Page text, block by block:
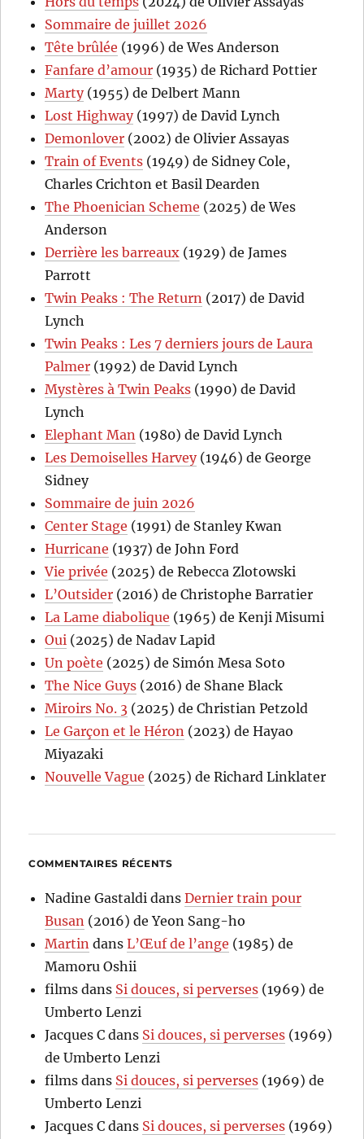
Sommaire de juillet 2026
Tête brûlée (1996) de Wes Anderson
Fanfare d’amour (1935) de Richard Pottier
Marty(1955) de Delbert Mann
Lost Highway(1997) de David Lynch
Demonlover (2002) de Olivier Assayas
Train of Events (1949) de Sidney Cole,
Charles Crichton et Basil Dearden
The Phoenician Scheme (2025) de Wes
Anderson
Derrière les barreaux (1929) de James
Parrott
Twin Peaks : The Return (2017) de David
Lynch
Twin Peaks : Les 7 derniers jours de Laura
Palmer (1992) de David Lynch
Mystères à Twin Peaks (1990) de David
Lynch
Elephant Man (1980) de David Lynch
Les Demoiselles Harvey(1946) de George
Sidney
Sommaire de juin 2026
Center Stage (1991) de Stanley Kwan
Hurricane (1937) de John Ford
Vie privée (2025) de Rebecca Zlotowski
L’Outsider (2016) de Christophe Barratier
La Lame diabolique (1965) de Kenji Misumi
Oui (2025) de Nadav Lapid
Un poète (2025) de Simón Mesa Soto
The Nice Guys (2016) de Shane Black
Miroirs No. 3 (2025) de Christian Petzold
Le Garçon et le Héron (2023) de Hayao
Miyazaki
Nouvelle Vague (2025) de Richard Linklater
COMMENTAIRES RÉCENTS
Nadine Gastaldi dansDernier train pour
Busan (2016) de Yeon Sang-ho
Martin dansL’Œuf de l’ange (1985) de
Mamoru Oshii
films dans Si douces, si perverses (1969) de
Umberto Lenzi
Jacques C dans Si douces, si perverses (1969)
de Umberto Lenzi
films dans Si douces, si perverses (1969) de
Umberto Lenzi
Jacques C dans Si douces, si perverses (1969)